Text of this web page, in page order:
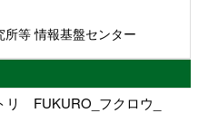
等 情報基盤センター
リ FUKURO_フクロウ_